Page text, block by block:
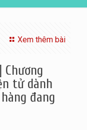
Xem thêm bài
Chương
tử dành
đang